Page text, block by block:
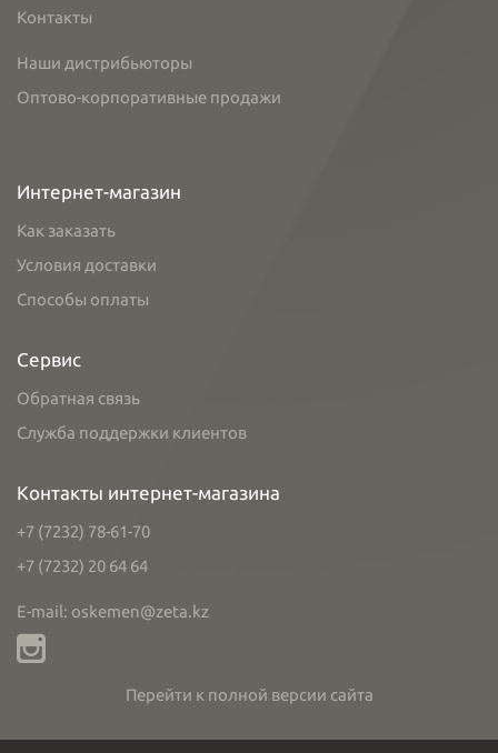
Контакты
Наши дистрибьюторы
Оптово-корпоративные продажи
Интернет-магазин
Как заказать
Условия доставки
Способы оплаты
Сервис
Обратная связь
Служба поддержки клиентов
Контакты интернет-магазина
+7 (7232) 78-61-70
+7 (7232) 20 64 64
E-mail: oskemen@zeta.kz
Перейти к полной версии сайта